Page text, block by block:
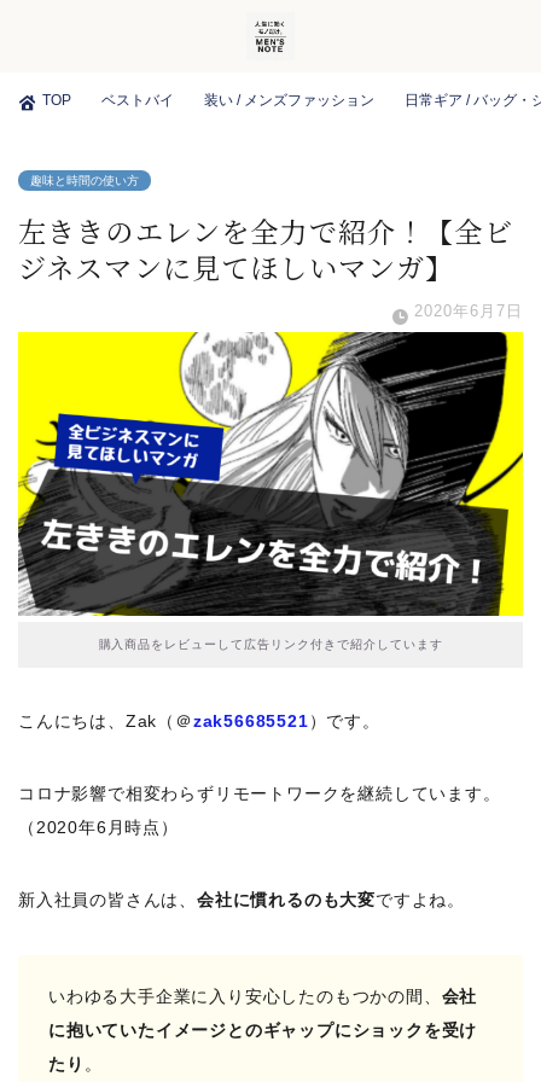
TOP ベストバイ 装い / メンズファッション 日常ギア / バッグ・
趣味と時間の使い方
左ききのエレンを全力で紹介！【全ビ
ジネスマンに見てほしいマンガ】
2020年6月7日
購入商品をレビューして広告リンク付きで紹介しています
こんにちは、Zak（＠zak56685521）です。
コロナ影響で相変わらずリモートワークを継続しています。
（2020年6月時点）
新入社員の皆さんは、 会社に慣れるのも大変ですよね。
いわゆる大手企業に入り安心したのもつかの間、 会社
に抱いていたイメージとのギャップにショックを受け
たり 。